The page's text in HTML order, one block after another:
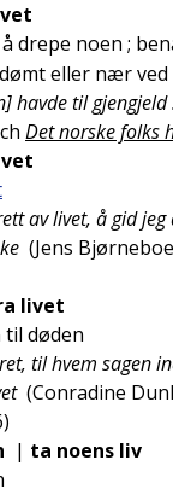
drepe noen ;
eller nær ved
havde til
Det norske folks
av livet, å gid
(Jens Bjørneboe
livet
til døden
til hvem sagen
(Conradine
)
| ta noens liv